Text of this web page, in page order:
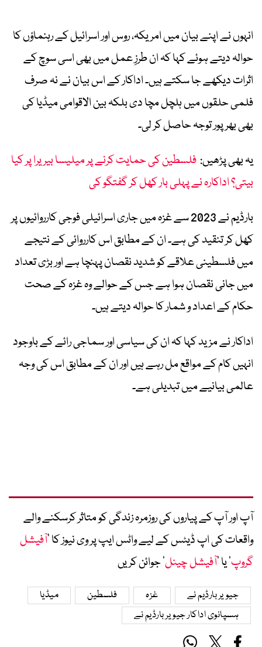
انہوں نے اپنے بیان میں امریکہ، روس اور اسرائیل کے رہنماؤں کا
حوالہ دیتے ہوئے کہا کہ ان طرزِ عمل میں بھی اسی سوچ کے
اثرات دیکھے جا سکتے ہیں۔ اداکار کے اس بیان نے نہ صرف
فلمی حلقوں میں ہلچل مچا دی بلکہ بین الاقوامی میڈیا کی
بھی بھرپور توجہ حاصل کر لی۔
یہ بھی پڑھیں: فلسطین کی حمایت کرنے پر میلیسا بیریرا پر کیا
بیتی؟ اداکارہ نے پہلی بار کھل کر گفتگو کی
بارڈیم نے 2023 سے غزہ میں جاری اسرائیلی فوجی کارروائیوں پر
کھل کر تنقید کی ہے۔ ان کے مطابق اس کارروائی کے نتیجے
میں فلسطینی علاقے کو شدید نقصان پہنچا ہے اور بڑی تعداد
میں جانی نقصان ہوا ہے جس کے حوالے وہ غزہ کے صحت
حکام کے اعداد و شمار کا حوالہ دیتے ہیں۔
اداکار نے مزید کہا کہ ان کی سیاسی اور سماجی رائے کے باوجود
انہیں کام کے مواقع مل رہے ہیں اور ان کے مطابق اس کی وجہ
عالمی بیانیے میں تبدیلی ہے۔
آپ اور آپ کے پیاروں کی روزمرہ زندگی کو متاثر کرسکنے والے
واقعات کی اپ ڈیٹس کے لیے واٹس ایپ پر وی نیوز کا ’آفیشل
گروپ‘ یا ’آفیشل چینل‘ جوائن کریں
جیویر بارڈیم نے غزہ فلسطین
میڈیا
ہسپانوی اداکار جیویر بارڈیم نے